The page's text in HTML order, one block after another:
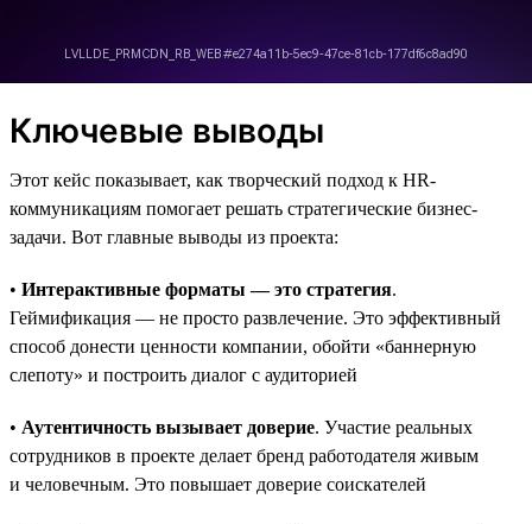
Ключевые выводы
Этот кейс показывает, как творческий подход к HR-
коммуникациям помогает решать стратегические бизнес-
задачи. Вот главные выводы из проекта:
• Интерактивные форматы — это стратегия.
Геймификация — не просто развлечение. Это эффективный
способ донести ценности компании, обойти «баннерную
слепоту» и построить диалог с аудиторией
• Аутентичность вызывает доверие. Участие реальных
сотрудников в проекте делает бренд работодателя живым
и человечным. Это повышает доверие соискателей